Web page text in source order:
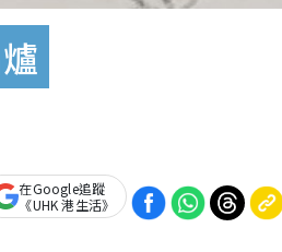
在Google追蹤
《UHK 港生活》